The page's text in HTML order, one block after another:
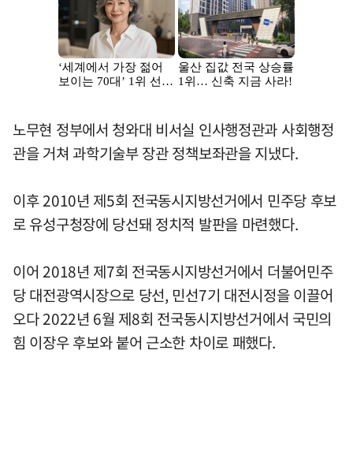
노무현 정부에서 청와대 비서실 인사행정관과 사회행정
관을 거쳐 과학기술부 장관 정책보좌관을 지냈다.
이후 2010년 제5회 전국동시지방선거에서 민주당 후보
로 유성구청장에 당선돼 정치적 발판을 마련했다.
이어 2018년 제7회 전국동시지방선거에서 더불어민주
당 대전광역시장으로 당선, 민선7기 대전시정을 이끌어
오다 2022년 6월 제8회 전국동시지방선거에서 국민의
힘 이장우 후보와 붙어 근소한 차이로 패했다.